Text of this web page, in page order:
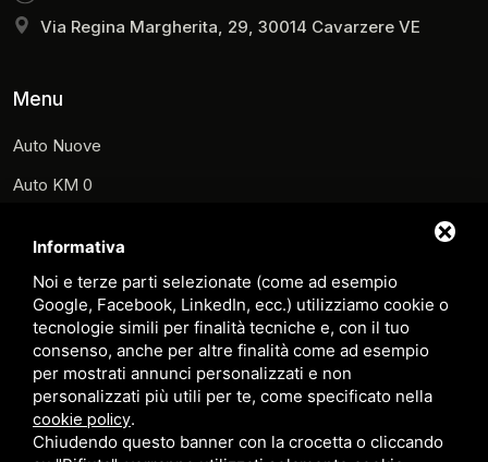
Menu
Auto Nuove
Auto KM 0
Scooter e Monopattini
Carrelli
Veicoli Commerciali
Prenota Officina
Via Regina Margherita, 29, 30014 Cavarzere VE
Informativa
Noi e terze parti selezionate (come ad esempio
Google, Facebook, LinkedIn, ecc.) utilizziamo cookie o
tecnologie simili per finalità tecniche e, con il tuo
consenso, anche per altre finalità come ad esempio
per mostrati annunci personalizzati e non
personalizzati più utili per te, come specificato nella
cookie policy.
Chiudendo questo banner con la crocetta o cliccando